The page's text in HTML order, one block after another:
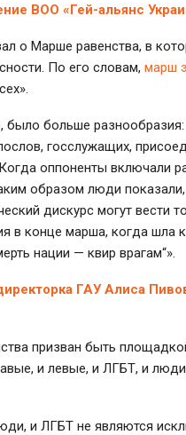
ВОО «Гей-альянс
о Марше равенства, в
По его словам, марш
было больше
госслужащих,
оппоненты включали
образом люди
дискурс могут вести
в конце марша, когда шла
нации — квир врагам“».
ГАУ Алиса
призван быть
и левые, и ЛГБТ, и
и ЛГБТ не являются